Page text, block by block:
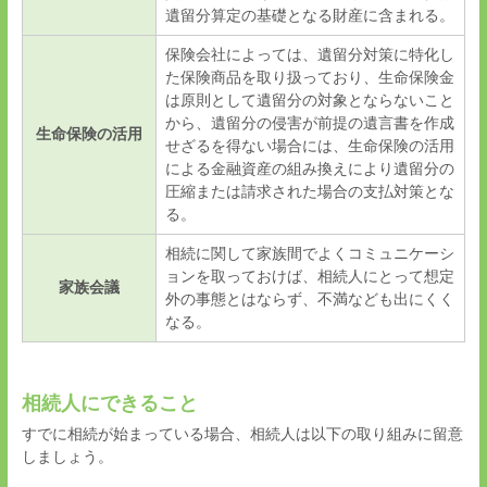
遺留分算定の基礎となる財産に含まれる。
生命保険の活用
保険会社によっては、遺留分対策に特化し
た保険商品を取り扱っており、生命保険金
は原則として遺留分の対象とならないこと
から、遺留分の侵害が前提の遺言書を作成
せざるを得ない場合には、生命保険の活用
による金融資産の組み換えにより遺留分の
圧縮または請求された場合の支払対策とな
る。
家族会議
相続に関して家族間でよくコミュニケーシ
ョンを取っておけば、相続人にとって想定
外の事態とはならず、不満なども出にくく
なる。
相続人にできること
すでに相続が始まっている場合、相続人は以下の取り組みに留意
しましょう。